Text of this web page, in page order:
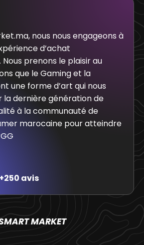
nous nous engageons à
d’achat
prenons le plaisir au
que le Gaming et la
une forme d’art qui nous
la dernière génération de
à la communauté de
marocaine pour atteindre
+250 avis
MARKET